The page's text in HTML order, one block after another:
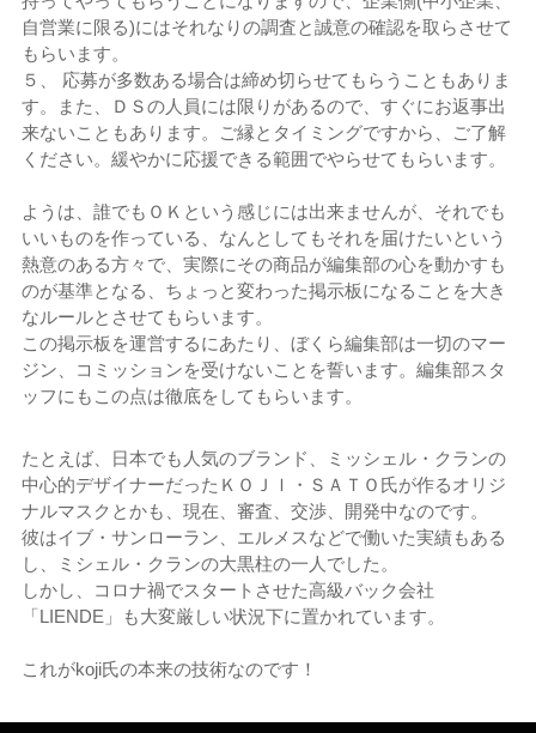
自営業に限る)にはそれなりの調査と誠意の確認を取らさせて
もらいます。
５、 応募が多数ある場合は締め切らせてもらうこともありま
す。また、ＤＳの人員には限りがあるので、すぐにお返事出
来ないこともあります。ご縁とタイミングですから、ご了解
ください。緩やかに応援できる範囲でやらせてもらいます。
ようは、誰でもＯＫという感じには出来ませんが、それでも
いいものを作っている、なんとしてもそれを届けたいという
熱意のある方々で、実際にその商品が編集部の心を動かすも
のが基準となる、ちょっと変わった掲示板になることを大き
なルールとさせてもらいます。
この掲示板を運営するにあたり、ぼくら編集部は一切のマー
ジン、コミッションを受けないことを誓います。編集部スタ
ッフにもこの点は徹底をしてもらいます。
たとえば、日本でも人気のブランド、ミッシェル・クランの
中心的デザイナーだったＫＯＪＩ・ＳＡＴＯ氏が作るオリジ
ナルマスクとかも、現在、審査、交渉、開発中なのです。
彼はイブ・サンローラン、エルメスなどで働いた実績もある
し、ミシェル・クランの大黒柱の一人でした。
しかし、コロナ禍でスタートさせた高級バック会社
「LIENDE」も大変厳しい状況下に置かれています。
これがkoji氏の本来の技術なのです！